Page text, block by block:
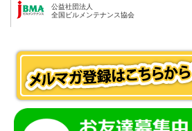
公益社団法人
全国ビルメンテナンス協会